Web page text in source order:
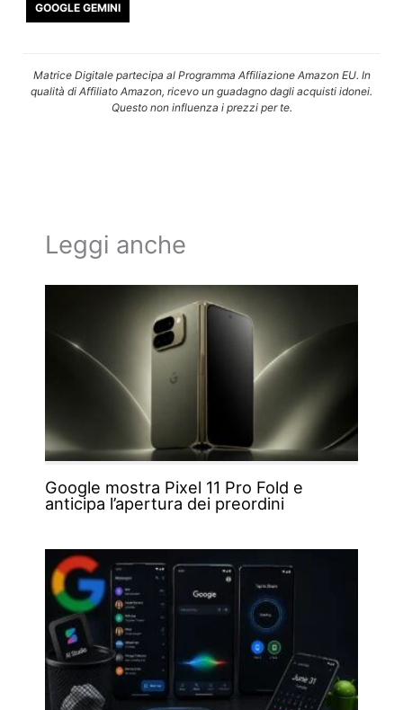
GOOGLE GEMINI
Matrice Digitale partecipa al Programma Affiliazione Amazon EU. In
qualità di Affiliato Amazon, ricevo un guadagno dagli acquisti idonei.
Questo non influenza i prezzi per te.
Leggi anche
Google mostra Pixel 11 Pro Fold e
anticipa l’apertura dei preordini